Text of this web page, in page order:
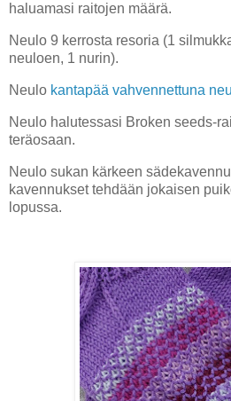
haluamasi raitojen määrä.
Neulo 9 kerrosta resoria (1
neuloen, 1 nurin).
Neulo kantapää vahvennettuna
Neulo halutessasi Broken seeds-
teräosaan.
Neulo sukan kärkeen
kavennukset tehdään jokaisen
lopussa.